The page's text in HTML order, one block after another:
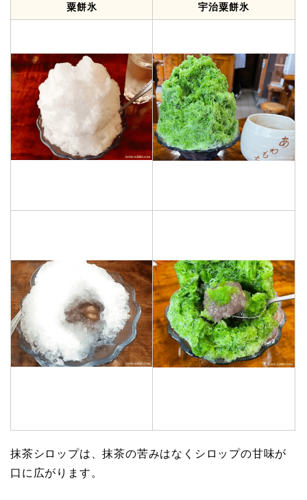
粟餅氷 宇治粟餅氷
抹茶シロップは、抹茶の苦みはなくシロップの甘味が
口に広がります。